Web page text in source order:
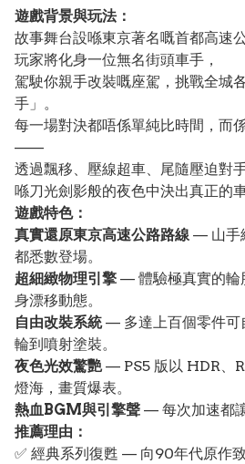
遊戲背景與玩法：
故事舞台設喺東京著名嘅首都高速
玩家將化身一位無名街頭車手，
駕駛你親手改裝嘅座駕，挑戰全城
手」。
每一場對決都唔係單純比時間，而
——
透過飄移、壓線超車、尾隨壓迫對
喺刀光劍影般的夜色中決出真正的車
遊戲特色：
真實還原東京高速公路路線 — 山手
都悉數登場。
超細緻物理引擎 — 體驗極真實的輪
身漂移動態。
自由改裝系統— 多達上百個零件可
輪到噴射塗裝。
夜色光效驚艷— PS5 版以 HDR、
燈海，畫質爆表。
熱血BGM與引擎聲 — 每次加速都
推薦理由：
✅ 經典系列復甦 — 向90年代原作